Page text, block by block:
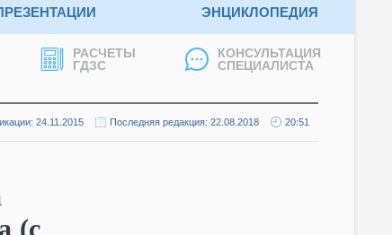
ЭНЦИКЛОПЕДИЯ
РАСЧЕТЫ
ГДЗС
КОНСУЛЬТАЦИЯ
СПЕЦИАЛИСТА
24.11.2015 Последняя редакция: 22.08.2018 20:51
(с